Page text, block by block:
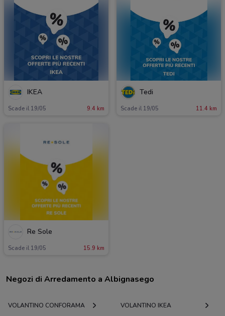
IKEA
Scade il 19/05 9.4 km
Tedi
Scade il 19/05 11.4 km
Re Sole
Scade il 19/05 15.9 km
Negozi di Arredamento a Albignasego
VOLANTINO CONFORAMA VOLANTINO IKEA